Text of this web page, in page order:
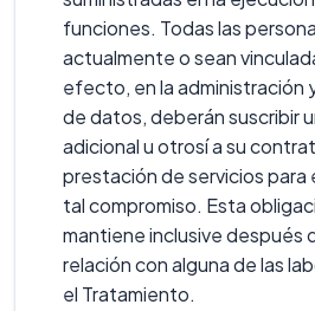
funciones. Todas las
actualmente o sean
efecto, en la administración
de datos, deberán suscribir
adicional u otrosí a su
prestación de servicios
tal compromiso. Esta
mantiene inclusive después
relación con alguna de las
el Tratamiento.